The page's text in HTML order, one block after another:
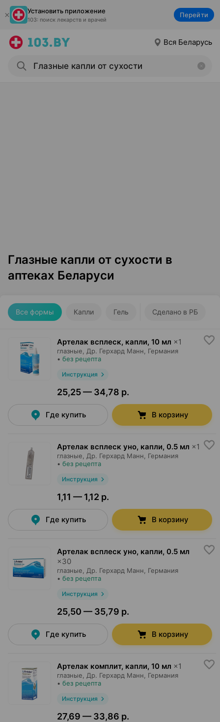
Установить приложение
103: поиск лекарств и врачей
Перейти
Вся Беларусь
Глазные капли от сухости в
аптеках Беларуси
Все формы Капли Гель Сделано в РБ
Артелак всплеск, капли, 10 мл ×1
глазные, Др. Герхард Манн , Германия
• без рецепта
Инструкция
25,25 — 34,78 р.
Где купить В корзину
Артелак всплеск уно, капли, 0.5 мл ×1
глазные, Др. Герхард Манн , Германия
• без рецепта
Инструкция
1,11 — 1,12 р.
Где купить В корзину
Артелак всплеск уно, капли, 0.5 мл
×30
глазные, Др. Герхард Манн , Германия
• без рецепта
Инструкция
25,50 — 35,79 р.
Где купить В корзину
Артелак комплит, капли, 10 мл ×1
глазные, Др. Герхард Манн , Германия
• без рецепта
Инструкция
27,69 — 33,86 р.